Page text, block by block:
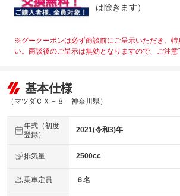
は除きます）
※グークーポンは必ず商談前にご呈示いただき、特
い。商談後のご呈示は無効となりますので、ご注意
基本仕様
（マツダＣＸ－８ 神奈川県）
年式（初度
登録）
2021(令和3)年
排気量 2500cc
乗車定員 ６名